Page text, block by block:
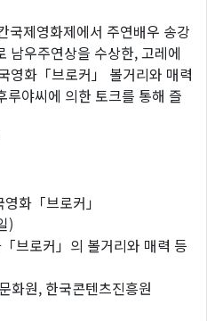
국제영화제에서 주연배우 송강
남우주연상을 수상한, 고레에
영화「브로커」 볼거리와 매력
루야씨에 의한 토크를 통해 즐
화「브로커」
)
브로커」의 볼거리와 매력 등
화원, 한국콘텐츠진흥원